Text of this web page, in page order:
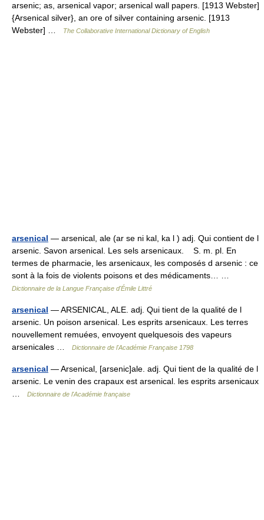
arsenic; as, arsenical vapor; arsenical wall papers. [1913 Webster]
{Arsenical silver}, an ore of silver containing arsenic. [1913
Webster] …
The Collaborative International Dictionary of English
arsenical — arsenical, ale (ar se ni kal, ka l ) adj. Qui contient de l
arsenic. Savon arsenical. Les sels arsenicaux. S. m. pl. En
termes de pharmacie, les arsenicaux, les composés d arsenic : ce
sont à la fois de violents poisons et des médicaments… …
Dictionnaire de la Langue Française d'Émile Littré
arsenical — ARSENICAL, ALE. adj. Qui tient de la qualité de l
arsenic. Un poison arsenical. Les esprits arsenicaux. Les terres
nouvellement remuées, envoyent quelquesois des vapeurs
arsenicales …
Dictionnaire de l'Académie Française 1798
arsenical — Arsenical, [arsenic]ale. adj. Qui tient de la qualité de l
arsenic. Le venin des crapaux est arsenical. les esprits arsenicaux
Dictionnaire de l'Académie française